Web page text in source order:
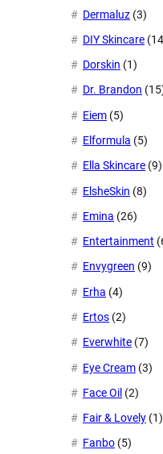
Dermaluz (3)
DIY Skincare
Dorskin (1)
Dr. Brandon
Eiem (5)
Elformula (5)
Ella Skincare (9)
ElsheSkin (8)
Emina (26)
Entertainment
Envygreen (9)
Erha (4)
Ertos (2)
Everwhite (7)
Eye Cream (3)
Face Oil (2)
Fair & Lovely (1)
Fanbo (5)